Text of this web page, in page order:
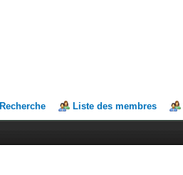
Recherche Liste des membres